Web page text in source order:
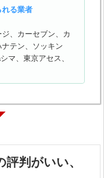
れる業者
、カーセブン、カ
テン、ソッキン
マ、東京アセス、
判がいい、